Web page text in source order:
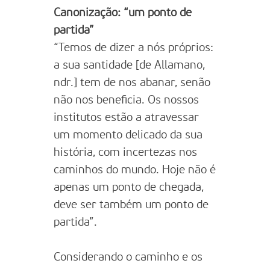
Canonização: “um ponto de
partida”
“Temos de dizer a nós próprios:
a sua santidade [de Allamano,
ndr.] tem de nos abanar, senão
não nos beneficia. Os nossos
institutos estão a atravessar
um momento delicado da sua
história, com incertezas nos
caminhos do mundo. Hoje não é
apenas um ponto de chegada,
deve ser também um ponto de
partida”.
Considerando o caminho e os